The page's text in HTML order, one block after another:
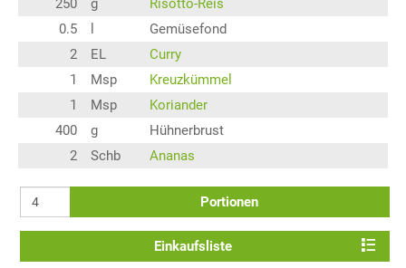
250
g
Risotto-Reis
0.5
Gemüsefond
2
EL
Curry
1
Msp
Kreuzkümmel
1
Msp
Koriander
400
g
Hühnerbrust
2
Schb Ananas
Portionen
Einkaufsliste